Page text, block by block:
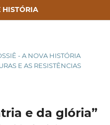
HISTÓRIA
- A NOVA HISTÓRIA
E AS RESISTÊNCIAS
e da glória”